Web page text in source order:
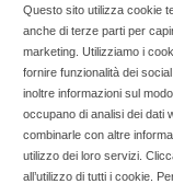
Copyright © 2025
professionisti
Socialfarma.it
Questo sito utilizza cookie
anche di terze parti per
marketing. Utilizziamo i
fornire funzionalità dei
inoltre informazioni sul
occupano di analisi dei dati
combinarle con altre
utilizzo dei loro servizi.
all’utilizzo di tutti i cookie.